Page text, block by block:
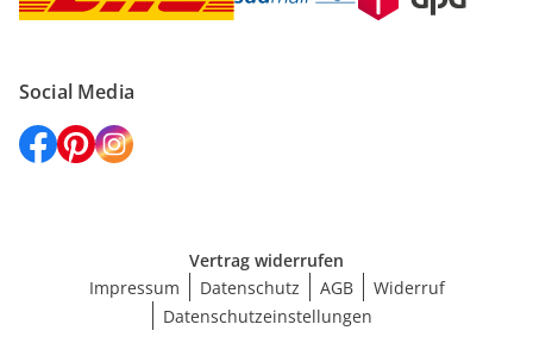
Social Media
Vertrag widerrufen
Impressum
Datenschutz AGB
Widerruf
Datenschutzeinstellungen